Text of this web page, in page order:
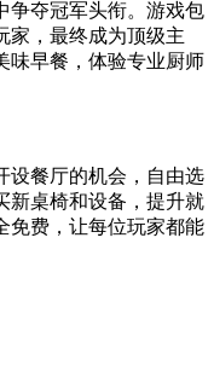
争夺冠军头衔。游戏包
家，最终成为顶级主
味早餐，体验专业厨师
设餐厅的机会，自由选
新桌椅和设备，提升就
免费，让每位玩家都能